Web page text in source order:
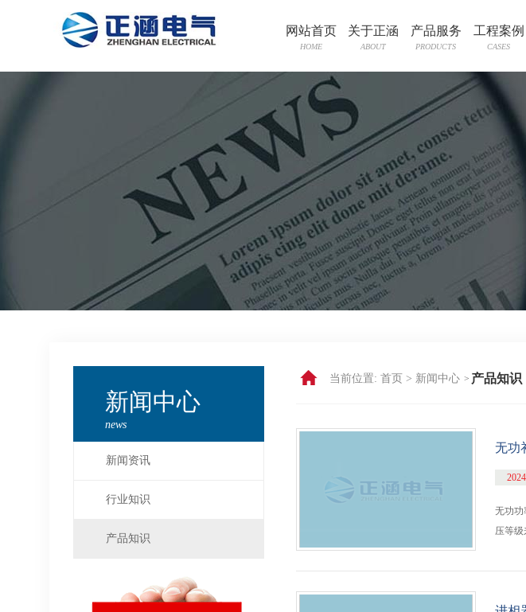
网站首页
HOME
关于正涵
ABOUT
产品服务
PRODUCTS
工程案例
CASES
新闻中心
news
新闻资讯
行业知识
产品知识
当前位置: 首页 > 新闻中心 > 产品知识
无功
无功功
压等